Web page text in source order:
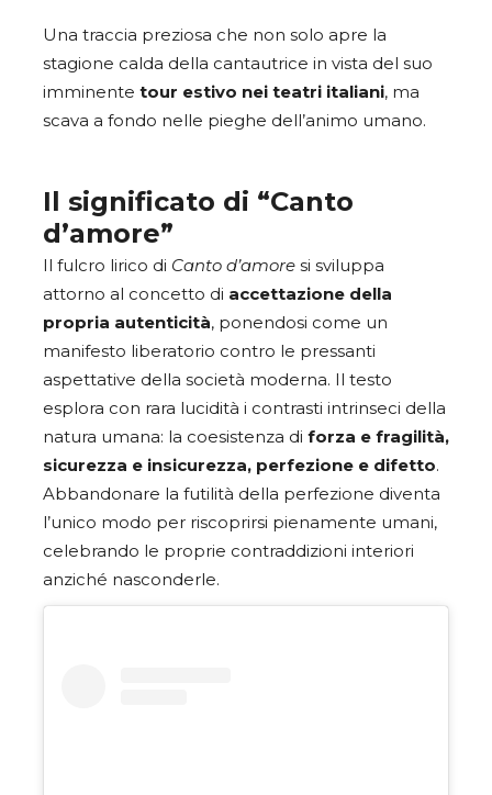
Una traccia preziosa che non solo apre la
stagione calda della cantautrice in vista del suo
imminente tour estivo nei teatri italiani, ma
scava a fondo nelle pieghe dell’animo umano.
Il significato di “Canto
d’amore”
Il fulcro lirico di Canto d’amore si sviluppa
attorno al concetto di accettazione della
propria autenticità, ponendosi come un
manifesto liberatorio contro le pressanti
aspettative della società moderna. Il testo
esplora con rara lucidità i contrasti intrinseci della
natura umana: la coesistenza di forza e fragilità,
sicurezza e insicurezza, perfezione e difetto.
Abbandonare la futilità della perfezione diventa
l’unico modo per riscoprirsi pienamente umani,
celebrando le proprie contraddizioni interiori
anziché nasconderle.